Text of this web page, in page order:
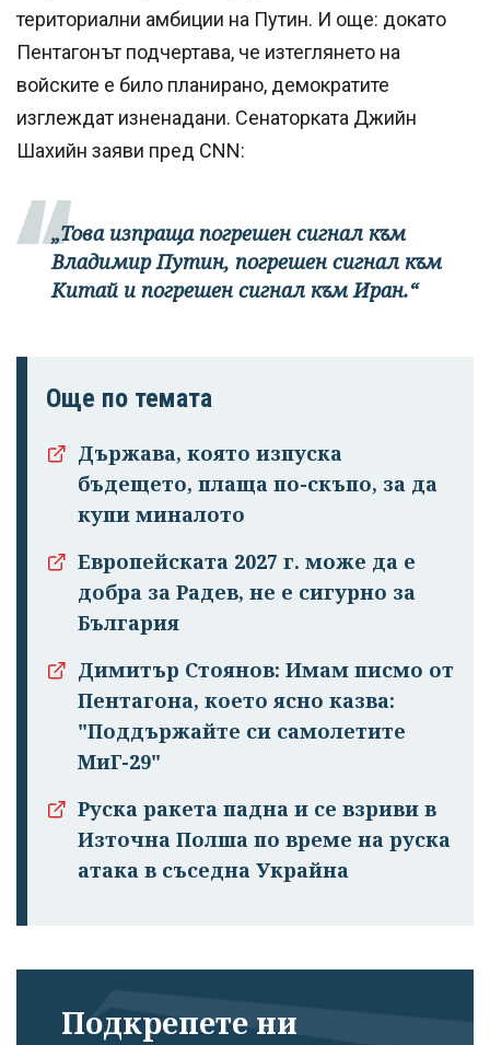
териториални амбиции на Путин. И още: докато
Пентагонът подчертава, че изтеглянето на
войските е било планирано, демократите
изглеждат изненадани. Сенаторката Джийн
Шахийн заяви пред CNN:
„Това изпраща погрешен сигнал към
Владимир Путин, погрешен сигнал към
Китай и погрешен сигнал към Иран.“
Още по темата
Държава, която изпуска
бъдещето, плаща по-скъпо, за да
купи миналото
Европейската 2027 г. може да е
добра за Радев, не е сигурно за
България
Димитър Стоянов: Имам писмо от
Пентагона, което ясно казва:
"Поддържайте си самолетите
МиГ-29"
Руска ракета падна и се взриви в
Източна Полша по време на руска
атака в съседна Украйна
Подкрепете ни